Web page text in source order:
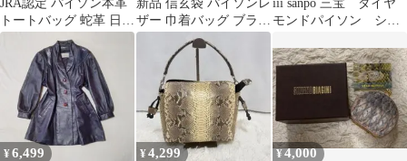
JRA認定 パイソン本革
トートバッグ 蛇革 日本
製 264 エキゾチックレ
新品 信玄袋 パイソンレ
ザー 巾着バッグ ブラウ
ン 茶 あずき色 ヘビ革
iii sanpo 三宝 ダイヤ
モンドパイソン ショ
ージ
¥6,499 ¥4,299 ¥4,000